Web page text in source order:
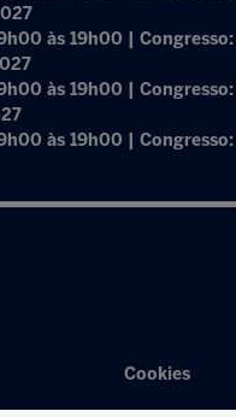
às 19h00 |
às 19h00 |
às 19h00 |
Cookies